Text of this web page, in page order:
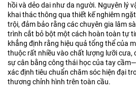
hồi và dẻo dai như da người. Nguyên lý
khai thác thông qua thiết kế nghiêm
trội, đảm bảo rằng các chuyên gia lâm
trình cắt bỏ bột một cách hoàn toàn tự
khẳng định rằng hiệu quả tổng thể của
thuộc rất nhiều vào chất lượng lưỡi cưa,
sự cân bằng công thái học của tay
xác định tiêu chuẩn chăm sóc hiện đại
thương chỉnh hình trên toàn cầu.